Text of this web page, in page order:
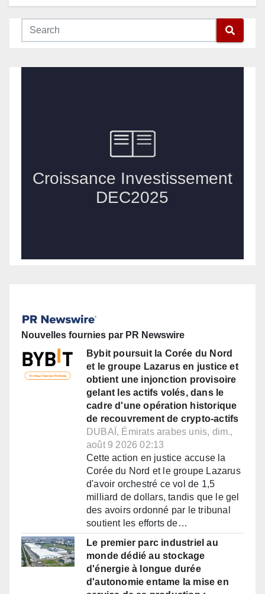
Nouvelles fournies par PR Newswire
Bybit poursuit la Corée du Nord
et le groupe Lazarus en justice et
obtient une injonction provisoire
gelant les actifs volés, dans le
cadre d'une opération historique
de recouvrement de crypto-actifs
DUBAÏ, Émirats arabes unis, dim.,
août 9 2026 02:13
Cette action en justice accuse la
Corée du Nord et le groupe Lazarus
d'avoir orchestré ce vol de 1,5
milliard de dollars, tandis que le gel
des avoirs ordonné par le tribunal
soutient les efforts de…
Le premier parc industriel au
monde dédié au stockage
d'énergie à longue durée
d'autonomie entame la mise en